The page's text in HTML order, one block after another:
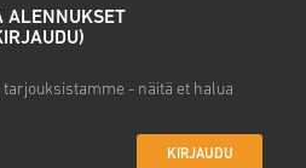
ALENNUKSET
- näitä et halua
KIRJAUDU